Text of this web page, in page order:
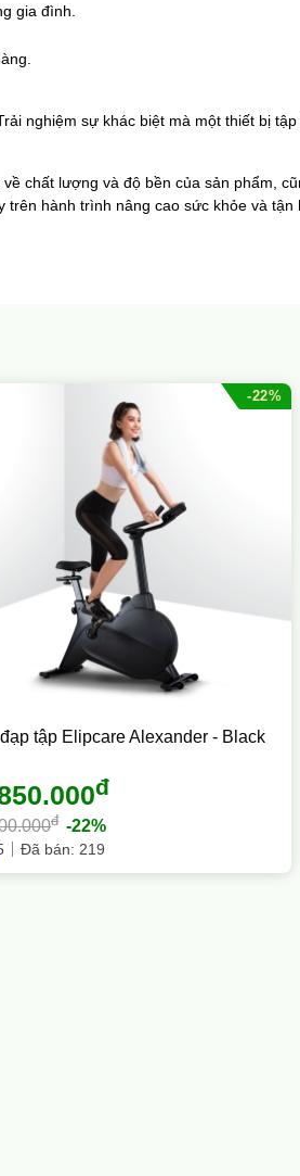
gia đình.
Trải nghiệm sự khác biệt mà một thiết bị
về chất lượng và độ bền của sản phẩm,
hành trình nâng cao sức khỏe và tận
-22%
tập Elipcare Alexander - Black
đ
đ -22%
Đã bán: 219